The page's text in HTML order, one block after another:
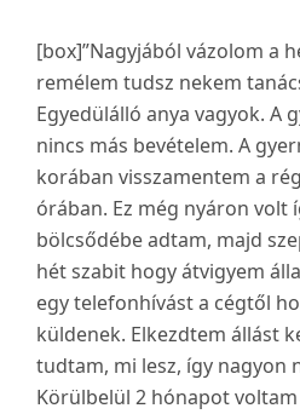
[box]”Nagyjából vázolom a
remélem tudsz nekem
Egyedülálló anya vagyok. A
nincs más bevételem. A
korában visszamentem a
órában. Ez még nyáron volt
bölcsődébe adtam, majd
hét szabit hogy átvigyem
egy telefonhívást a cégtől
küldenek. Elkezdtem állást
tudtam, mi lesz, így nagyon
Körülbelül 2 hónapot